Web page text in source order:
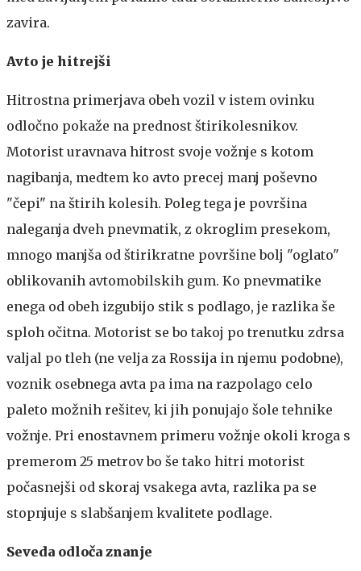
zavira.
Avto je hitrejši
Hitrostna primerjava obeh vozil v istem ovinku
odločno pokaže na prednost štirikolesnikov.
Motorist uravnava hitrost svoje vožnje s kotom
nagibanja, medtem ko avto precej manj poševno
"čepi" na štirih kolesih. Poleg tega je površina
naleganja dveh pnevmatik, z okroglim presekom,
mnogo manjša od štirikratne površine bolj "oglato"
oblikovanih avtomobilskih gum. Ko pnevmatike
enega od obeh izgubijo stik s podlago, je razlika še
sploh očitna. Motorist se bo takoj po trenutku zdrsa
valjal po tleh (ne velja za Rossija in njemu podobne),
voznik osebnega avta pa ima na razpolago celo
paleto možnih rešitev, ki jih ponujajo šole tehnike
vožnje. Pri enostavnem primeru vožnje okoli kroga s
premerom 25 metrov bo še tako hitri motorist
počasnejši od skoraj vsakega avta, razlika pa se
stopnjuje s slabšanjem kvalitete podlage.
Seveda odloča znanje